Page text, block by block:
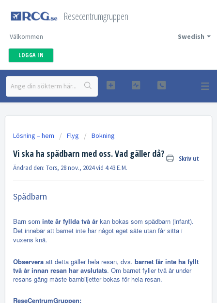
Resecentrumgruppen
Swedish
Välkommen
LOGGA IN
Lösning – hem Flyg Bokning
Vi ska ha spädbarn med oss. Vad gäller då? Skriv ut
Ändrad den: Tors, 28 nov., 2024 vid 4:43 E.M.
Spädbarn
Barn som inte är fyllda två år kan bokas som spädbarn (infant).
Det innebär att barnet inte har något eget säte utan får sitta i
vuxens knä.
Observera att detta gäller hela resan, dvs. barnet får inte ha fyllt
två år innan resan har avslutats. Om barnet fyller två år under
resans gång måste barnbiljetter bokas för hela resan.
ReseCentrumGruppen: